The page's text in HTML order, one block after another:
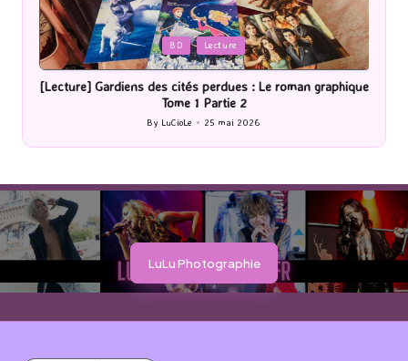
Posted
in
BD Lecture
[Lecture] Gardiens des cités perdues : Le roman graphique
Tome 1 Partie 2
Posted
by
By LuCioLe 25 mai 2026
LuLu Photographie